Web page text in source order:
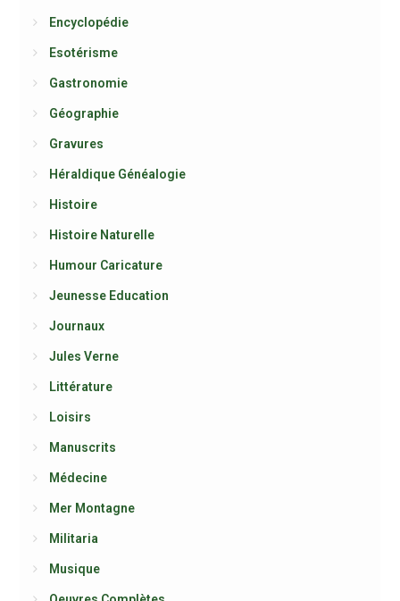
Encyclopédie
Esotérisme
Gastronomie
Géographie
Gravures
Héraldique Généalogie
Histoire
Histoire Naturelle
Humour Caricature
Jeunesse Education
Journaux
Jules Verne
Littérature
Loisirs
Manuscrits
Médecine
Mer Montagne
Militaria
Musique